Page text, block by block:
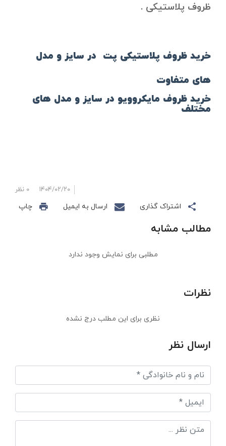
ظروف پلاستیکی .
خرید ظروف پلاستیکی پت در سایز و مدل
های متفاوت
خرید ظروف مایکروویو در سایز و مدل های
مختلف
۱۴۰۴/۰۲/۲۰ ۰ نظر
اشتراک گذاری ارسال به ایمیل چاپ
مطالب مشابه
مطلبی برای نمایش وجود ندارد
نظرات
نظری برای این مطلب درج نشده
ارسال نظر